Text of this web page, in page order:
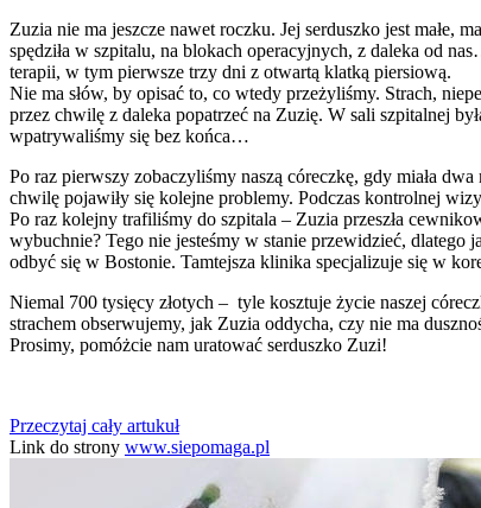
Zuzia nie ma jeszcze nawet roczku. Jej serduszko jest małe,
spędziła w szpitalu, na blokach operacyjnych, z daleka od
terapii, w tym pierwsze trzy dni z otwartą klatką piersiową.
Nie ma słów, by opisać to, co wtedy przeżyliśmy. Strach,
przez chwilę z daleka popatrzeć na Zuzię. W sali szpitalnej
wpatrywaliśmy się bez końca…
Po raz pierwszy zobaczyliśmy naszą córeczkę, gdy miała
chwilę pojawiły się kolejne problemy. Podczas kontrolnej
Po raz kolejny trafiliśmy do szpitala – Zuzia przeszła
wybuchnie? Tego nie jesteśmy w stanie przewidzieć, dlatego
odbyć się w Bostonie. Tamtejsza klinika specjalizuje się w
Niemal 700 tysięcy złotych – tyle kosztuje życie naszej
strachem obserwujemy, jak Zuzia oddycha, czy nie ma
Prosimy, pomóżcie nam uratować serduszko Zuzi!
Przeczytaj cały artukuł
Link do strony www.siepomaga.pl